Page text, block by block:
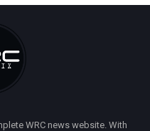
WRC news website. With